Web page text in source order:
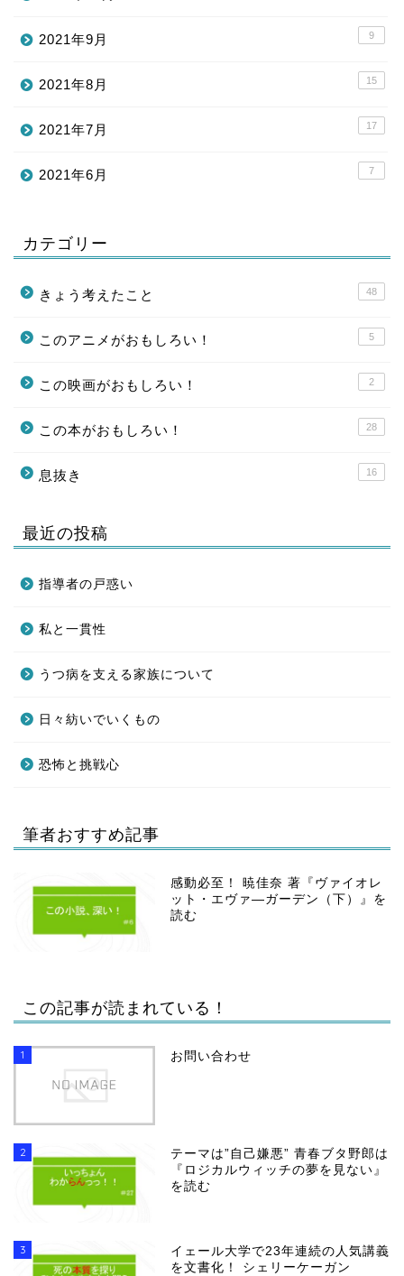
2021年9月 9
2021年8月 15
2021年7月 17
2021年6月 7
カテゴリー
きょう考えたこと 48
このアニメがおもしろい！ 5
この映画がおもしろい！ 2
この本がおもしろい！ 28
息抜き 16
最近の投稿
指導者の戸惑い
私と一貫性
うつ病を支える家族について
日々紡いでいくもの
恐怖と挑戦心
筆者おすすめ記事
感動必至！ 暁佳奈 著『ヴァイオレ
ット・エヴァ―ガーデン（下）』を
読む
この記事が読まれている！
1 お問い合わせ
2
テーマは”自己嫌悪” 青春ブタ野郎は
『ロジカルウィッチの夢を見ない』
を読む
3
イェール大学で23年連続の人気講義
を文書化！ シェリーケーガン